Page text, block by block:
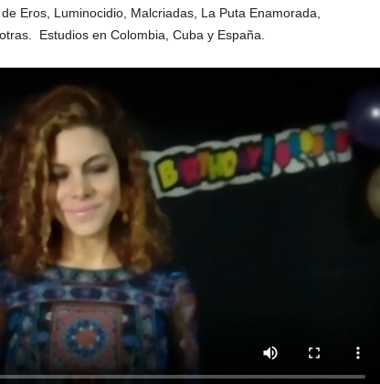
Eros, Luminocidio, Malcriadas, La Puta Enamorada,
Estudios en Colombia, Cuba y España.